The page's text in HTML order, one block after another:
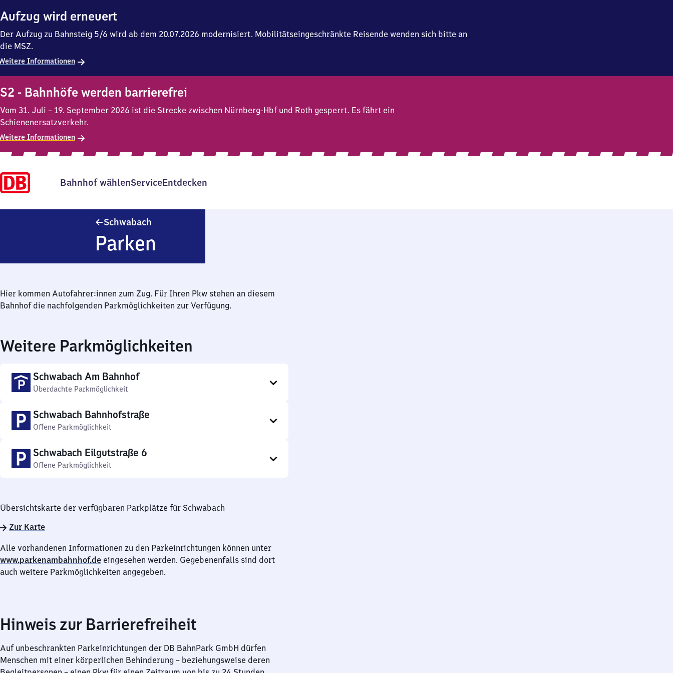
Aufzug wird erneuert
Der Aufzug zu Bahnsteig 5/6 wird ab dem 20.07.2026 modernisiert. Mobilitätseingeschränkte Reisende wenden sich bitte an
die MSZ.
Informationen
S2 - Bahnhöfe werden barrierefrei
Vom 31. Juli – 19. September 2026 ist die Strecke zwischen Nürnberg-Hbf und Roth gesperrt. Es fährt ein
Schienenersatzverkehr.
Informationen
Bahnhof wählenServiceEntdecken
Schwabach
Parken
Hier kommen Autofahrer:innen zum Zug. Für Ihren Pkw stehen an diesem
Bahnhof die nachfolgenden Parkmöglichkeiten zur Verfügung.
Weitere Parkmöglichkeiten
Schwabach Am Bahnhof
Überdachte Parkmöglichkeit
Schwabach Bahnhofstraße
Offene Parkmöglichkeit
Schwabach Eilgutstraße 6
Offene Parkmöglichkeit
Übersichtskarte der verfügbaren Parkplätze für Schwabach
Zur Karte
Alle vorhandenen Informationen zu den Parkeinrichtungen können unter
www.parkenambahnhof.de eingesehen werden. Gegebenenfalls sind dort
auch weitere Parkmöglichkeiten angegeben.
Hinweis zur Barrierefreiheit
Auf unbeschrankten Parkeinrichtungen der DB BahnPark GmbH dürfen
Menschen mit einer körperlichen Behinderung – beziehungsweise deren